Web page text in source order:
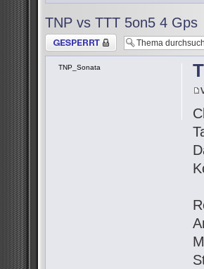
TNP vs TTT 5on5 4 Gps
Thema gesperrt
TNP_Sonata